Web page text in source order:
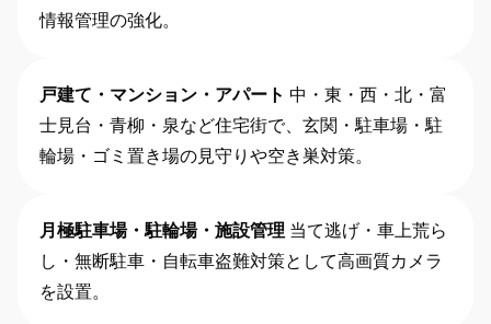
情報管理の強化。
戸建て・マンション・アパート 中・東・西・北・富
士見台・青柳・泉など住宅街で、玄関・駐車場・駐
輪場・ゴミ置き場の見守りや空き巣対策。
月極駐車場・駐輪場・施設管理 当て逃げ・車上荒ら
し・無断駐車・自転車盗難対策として高画質カメラ
を設置。